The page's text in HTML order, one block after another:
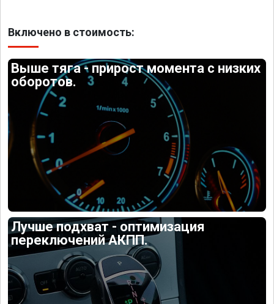
Включено в стоимость:
Выше тяга - прирост момента с низких
оборотов.
Лучше подхват - оптимизация
переключений АКПП.